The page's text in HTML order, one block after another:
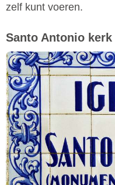
zelf kunt voeren.
Santo Antonio kerk